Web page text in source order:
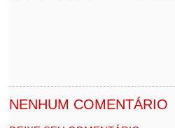
NENHUM COMENTÁRIO